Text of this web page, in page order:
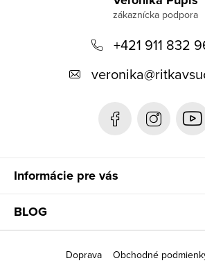
+421 911 832
veronika@
Informácie pre vás
BLOG
Doprava Obchodné